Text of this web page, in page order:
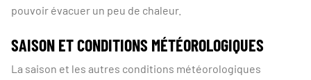
pouvoir évacuer un peu de chaleur.
SAISON ET CONDITIONS MÉTÉOROLOGIQUES
La saison et les autres conditions météorologiques